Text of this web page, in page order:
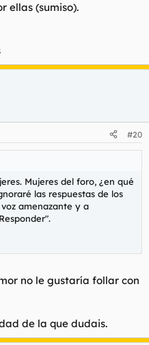
ellas (sumiso).
#20
Mujeres del foro, ¿en qué
las respuestas de los
amenazante y a
no le gustaría follar con
de la que dudais.